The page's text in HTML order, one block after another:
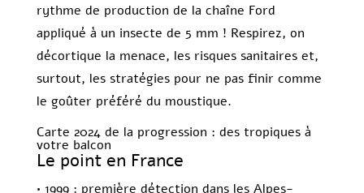
rythme de production de la chaîne Ford
appliqué à un insecte de 5 mm ! Respirez, on
décortique la menace, les risques sanitaires et,
surtout, les stratégies pour ne pas finir comme
le goûter préféré du moustique.
Carte 2024 de la progression : des tropiques à
votre balcon
Le point en France
• 1999 : première détection dans les Alpes-